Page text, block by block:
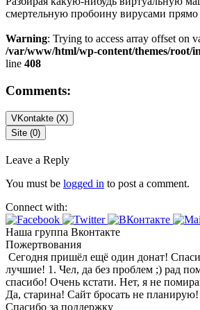
смертельную пробоину вирусами прямо
Warning: Trying to access array offset on
/var/www/html/wp-content/themes/root/
line 408
Comments:
VKontakte (X)
Site (0)
Leave a Reply
You must be logged in to post a comment.
Connect with:
Наша группа Вконтакте
Пожертвования
Сегодня пришёл ещё один донат!
лучшие! 1. Чел, да без проблем ;) рад
спасибо! Очень кстати. Нет, я не
Да, старина! Сайт бросать не
Спасибо за поддержку